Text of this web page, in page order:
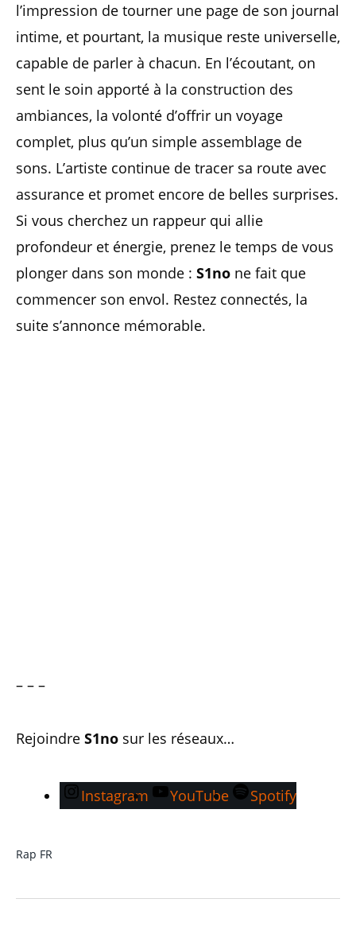
l’impression de tourner une page de son journal
intime, et pourtant, la musique reste universelle,
capable de parler à chacun. En l’écoutant, on
sent le soin apporté à la construction des
ambiances, la volonté d’offrir un voyage
complet, plus qu’un simple assemblage de
sons. L’artiste continue de tracer sa route avec
assurance et promet encore de belles surprises.
Si vous cherchez un rappeur qui allie
profondeur et énergie, prenez le temps de vous
plonger dans son monde : S1no ne fait que
commencer son envol. Restez connectés, la
suite s’annonce mémorable.
– – –
Rejoindre S1no sur les réseaux…
Instagram YouTube Spotify
Rap FR